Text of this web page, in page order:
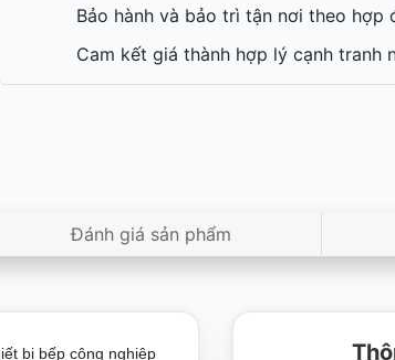
Bảo hành và bảo trì tận nơi theo hợp
Cam kết giá thành hợp lý cạnh tranh
Đánh giá sản phẩm
bị bếp công nghiệp